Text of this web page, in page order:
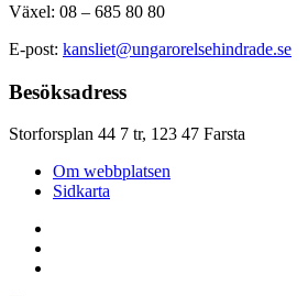
Växel: 08 – 685 80 80
E-post: kansliet@ungarorelsehindrade.se
Besöksadress
Storforsplan 44 7 tr, 123 47 Farsta
Om webbplatsen
Sidkarta